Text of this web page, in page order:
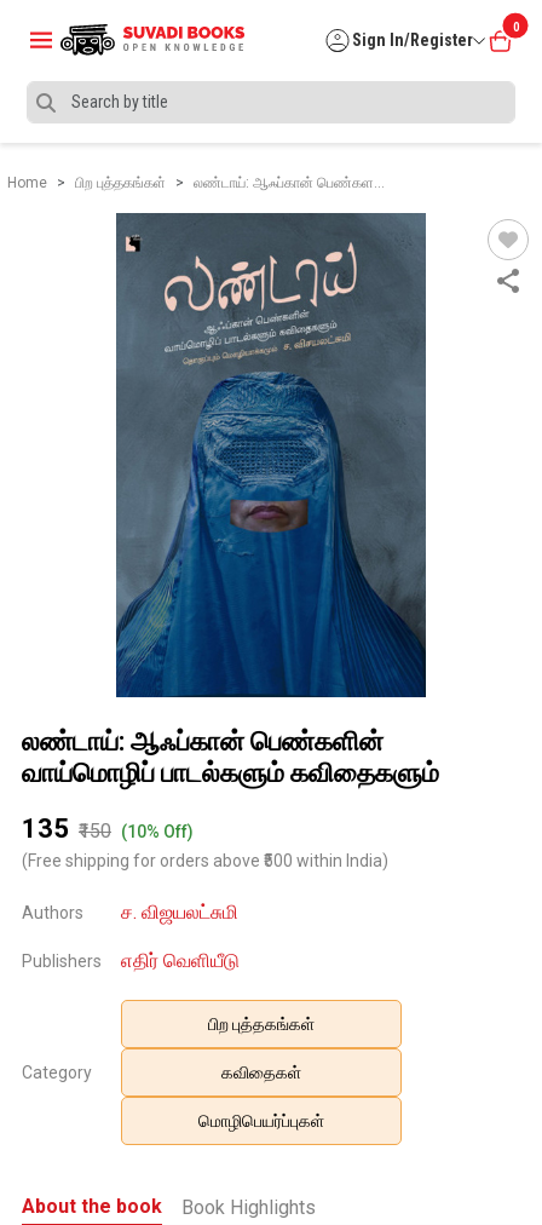
Sign In/Register
0
Home பிற புத்தகங்கள் லண்டாய்: ஆஃப்கான் பெண்கள…
லண்டாய்: ஆஃப்கான் பெண்களின்
வாய்மொழிப் பாடல்களும் கவிதைகளும்
₹135 ₹150 (10% Off)
(Free shipping for orders above ₹500 within India)
Authors ச. விஜயலட்சுமி
Publishers எதிர் வெளியீடு
Category
பிற புத்தகங்கள்
கவிதைகள்
மொழிபெயர்ப்புகள்
About the book Book Highlights